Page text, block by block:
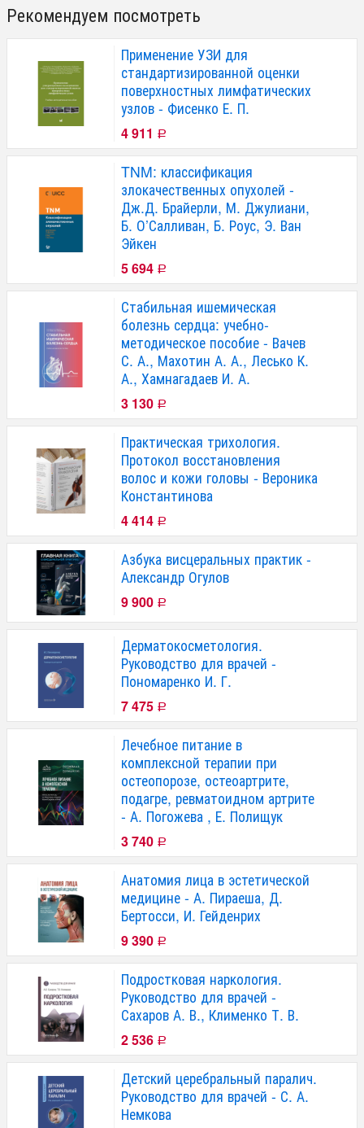
Рекомендуем посмотреть
Применение УЗИ для
стандартизированной оценки
поверхностных лимфатических
узлов - Фисенко Е. П.
4 911 Р
TNM: классификация
злокачественных опухолей -
Дж.Д. Брайерли, М. Джулиани,
Б. О’Салливан, Б. Роус, Э. Ван
Эйкен
5 694 Р
Стабильная ишемическая
болезнь сердца: учебно-
методическое пособие - Вачев
С. А., Махотин А. А., Лесько К.
А., Хамнагадаев И. А.
3 130 Р
Практическая трихология.
Протокол восстановления
волос и кожи головы - Вероника
Константинова
4 414 Р
Азбука висцеральных практик -
Александр Огулов
9 900 Р
Дерматокосметология.
Руководство для врачей -
Пономаренко И. Г.
7 475 Р
Лечебное питание в
комплексной терапии при
остеопорозе, остеоартрите,
подагре, ревматоидном артрите
- А. Погожева , Е. Полищук
3 740 Р
Анатомия лица в эстетической
медицине - А. Пираеша, Д.
Бертосси, И. Гейденрих
9 390 Р
Подростковая наркология.
Руководство для врачей -
Сахаров А. В., Клименко Т. В.
2 536 Р
Детский церебральный паралич.
Руководство для врачей - С. А.
Немкова